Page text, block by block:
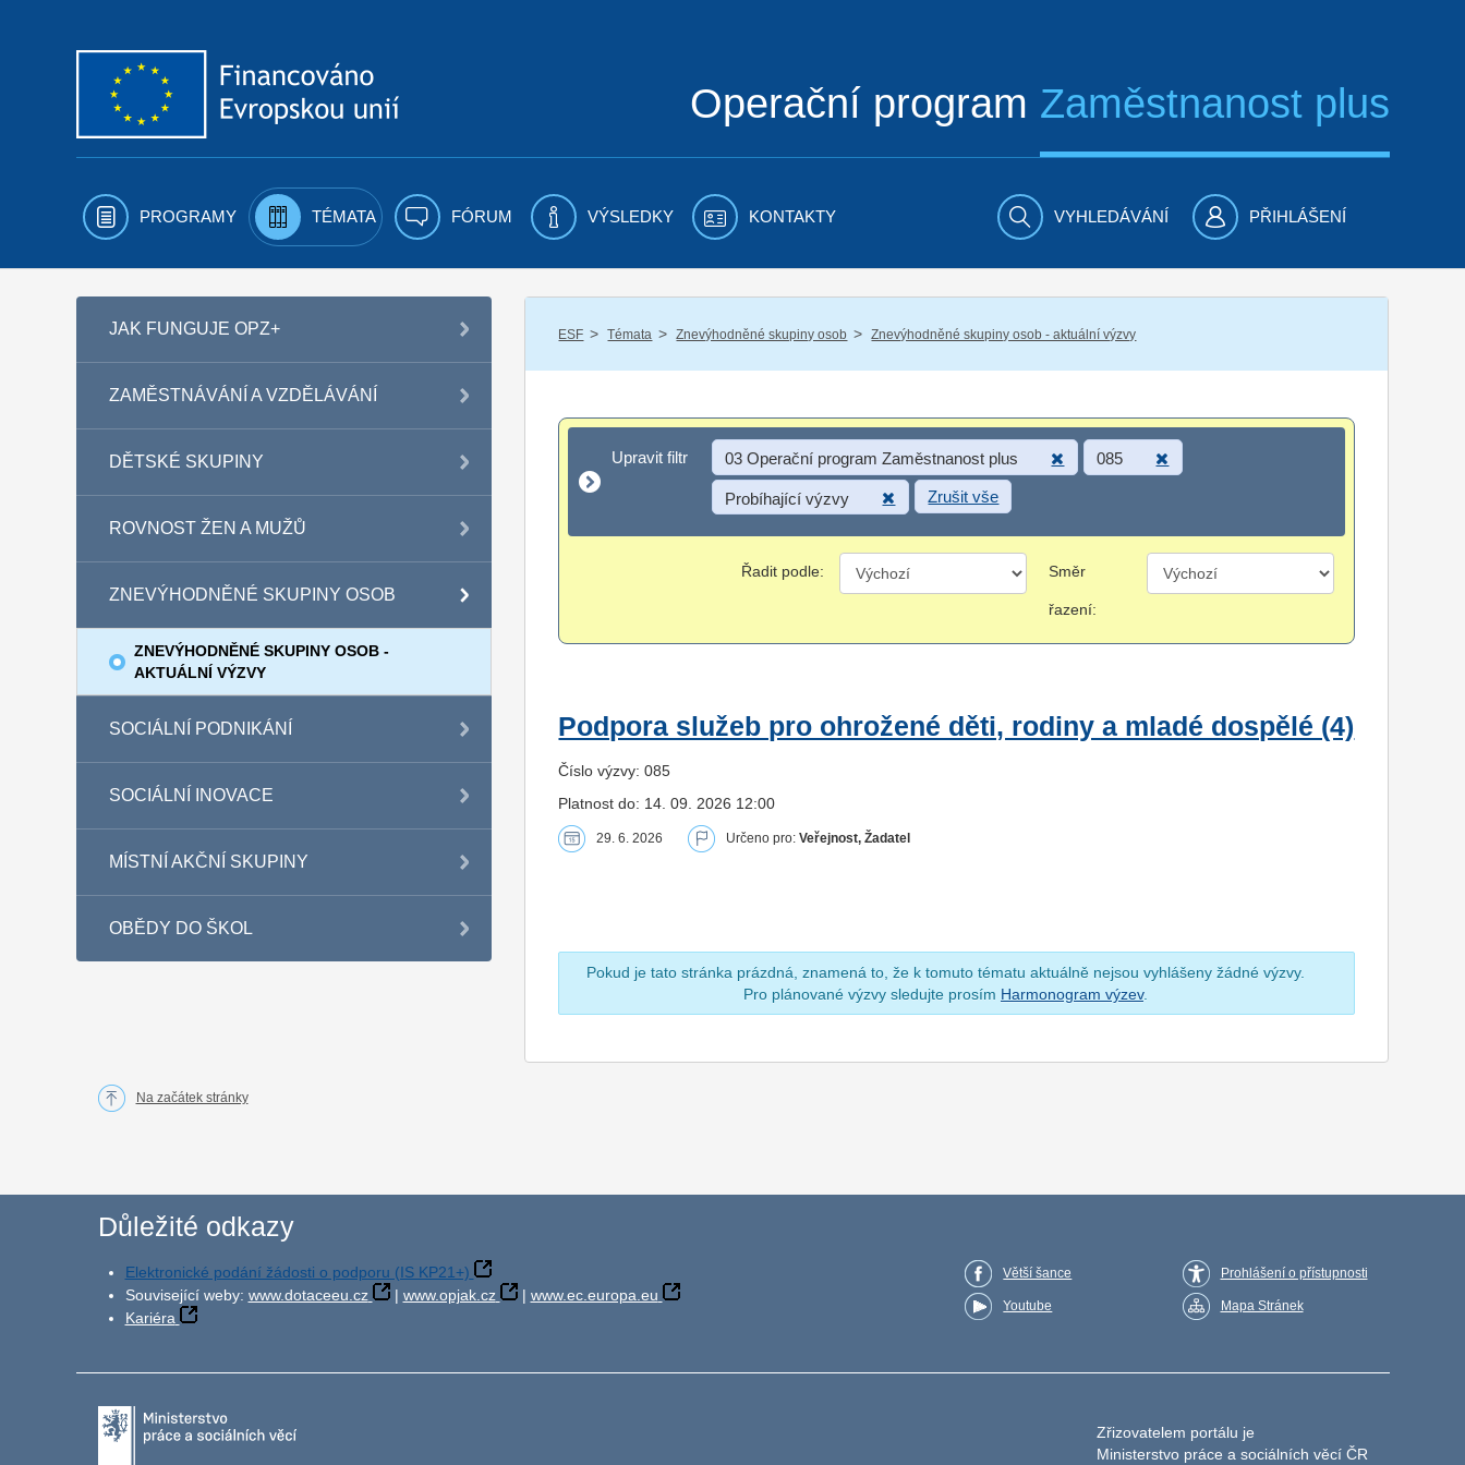
Operační program Zaměstnanost plus
PROGRAMY TÉMATA FÓRUM VÝSLEDKY KONTAKTY VYHLEDÁVÁNÍ PŘIHLÁŠENÍ
JAK FUNGUJE OPZ+
ZAMĚSTNÁVÁNÍ A VZDĚLÁVÁNÍ
DĚTSKÉ SKUPINY
ROVNOST ŽEN A MUŽŮ
ZNEVÝHODNĚNÉ SKUPINY OSOB
ZNEVÝHODNĚNÉ SKUPINY OSOB -
AKTUÁLNÍ VÝZVY
SOCIÁLNÍ PODNIKÁNÍ
SOCIÁLNÍ INOVACE
MÍSTNÍ AKČNÍ SKUPINY
OBĚDY DO ŠKOL
ESF / Témata / Znevýhodněné skupiny osob / Znevýhodněné skupiny osob - aktuální výzvy
Upravit filtr
Upravit filtr 03 Operační program Zaměstnanost plus 085
Probíhající výzvy Zrušit vše
Řadit podle: Směr
řazení:
Podpora služeb pro ohrožené děti, rodiny a mladé dospělé (4)
Číslo výzvy: 085
Platnost do: 14. 09. 2026 12:00
29. 6. 2026 Určeno pro:Veřejnost, Žadatel
Pokud je tato stránka prázdná, znamená to, že k tomuto tématu aktuálně nejsou vyhlášeny žádné výzvy.
Pro plánované výzvy sledujte prosím Harmonogram výzev.
Na začátek stránky
Důležité odkazy
Elektronické podání žádosti o podporu (IS KP21+)
Související weby: www.dotaceeu.cz | www.opjak.cz | www.ec.europa.eu
Kariéra
Větší šance
Youtube
Prohlášení o přístupnosti
Mapa Stránek
Zřizovatelem portálu je
Ministerstvo práce a sociálních věcí ČR